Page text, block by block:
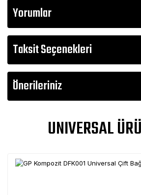
Yorumlar
Taksit Seçenekleri
Önerileriniz
UNIVERSAL